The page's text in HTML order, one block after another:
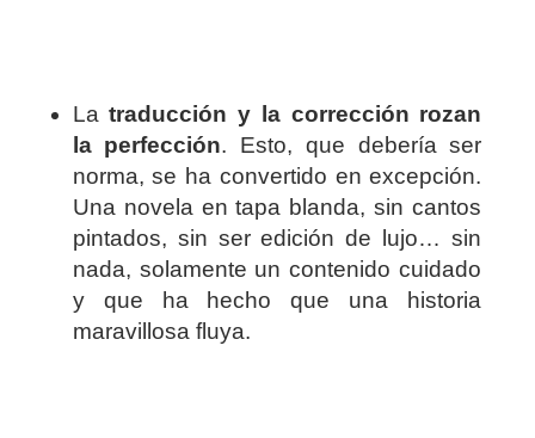
Latraducción y la corrección rozan
la perfección. Esto, que debería ser
norma, se ha convertido en excepción.
Una novela en tapa blanda, sin cantos
pintados, sin ser edición de lujo… sin
nada, solamente un contenido cuidado
y que ha hecho que una historia
maravillosa fluya.